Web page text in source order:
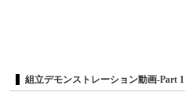
組立デモンストレーション動画-Part 1